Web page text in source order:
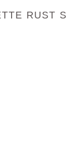
RUST